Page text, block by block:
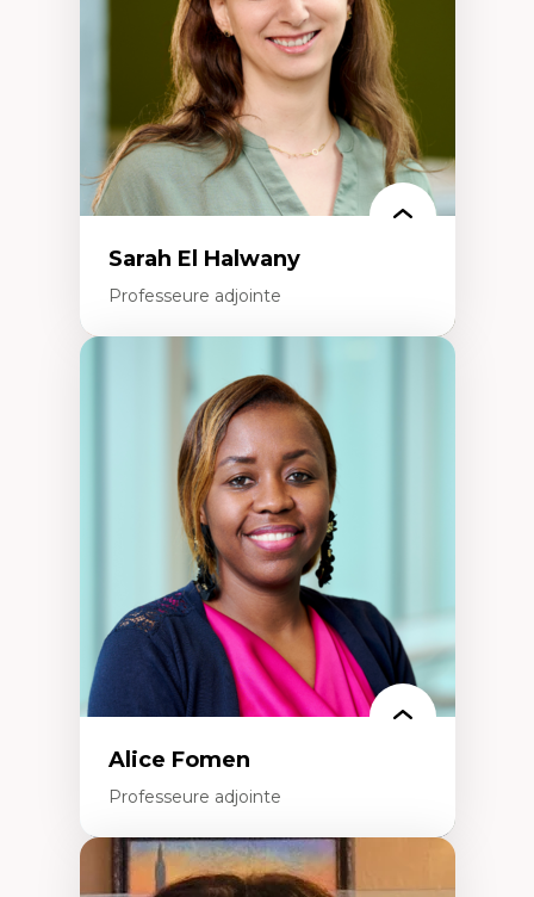
les auditoires médiatiques
Épistémologie des techniques de recherche
numérique et l’IA
Théorie des droits de la personne
La pensée politique d’Hannah Arendt
La pensée politique à l’ère numérique
Justice internationale et normes
internationales
Sarah El Halwany
Professeure adjointe
Les apports pédagogiques des théories de
l'affect, du posthumanisme, du féminisme
dans l'éducation aux sciences
L'apprentissage des sciences/STIM dans une
perspective socioécologique de care
L’insertion professionnelle des
enseignant.e.s
Alice Fomen
Professeure adjointe
Expertises